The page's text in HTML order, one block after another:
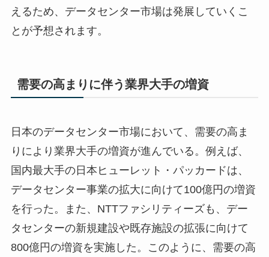
えるため、データセンター市場は発展していくこ
とが予想されます。
需要の高まりに伴う業界大手の増資
日本のデータセンター市場において、需要の高ま
りにより業界大手の増資が進んでいる。例えば、
国内最大手の日本ヒューレット・パッカードは、
データセンター事業の拡大に向けて100億円の増資
を行った。また、NTTファシリティーズも、デー
タセンターの新規建設や既存施設の拡張に向けて
800億円の増資を実施した。このように、需要の高